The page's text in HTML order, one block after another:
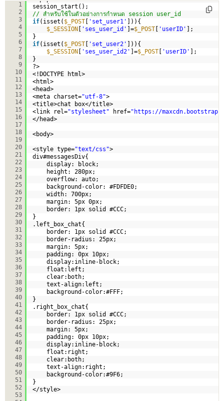
1
2
3
4
5
6
7
8
9
10
11
12
13
14
15
16
17
18
19
20
21
22
23
24
25
26
27
28
29
30
31
32
33
34
35
36
37
38
39
40
41
42
43
44
45
46
47
48
49
50
51
52
53
session_start();
// สำหรับใช้ในตัวอย่างการกำหนด session user_id
if(isset( $_POST [ 'set_user1' ])){
$_SESSION [ 'ses_user_id' ]=$_POST [ 'userID' ];
}
if(isset( $_POST [ 'set_user2' ])){
$_SESSION [ 'ses_user_id2' ]=$_POST [ 'userID' ];
}
?>
<!DOCTYPE html>
<html>
<head>
<meta charset="utf-8">
<title>chat box</title>
<link rel="stylesheet" href=" https://
</head>
<body>
<style type="text/css">
div#messagesDiv{
display: block;
height: 280px;
overflow: auto;
background-color: #FDFDE0;
width: 700px;
margin: 5px 0px;
border: 1px solid #CCC;
}
.left_box_chat{
border: 1px solid #CCC;
border-radius: 25px;
margin: 5px;
padding: 0px 10px;
display:inline-block;
float:left;
clear:both;
text-align:left;
background-color:#FFF;
}
.right_box_chat{
border: 1px solid #CCC;
border-radius: 25px;
margin: 5px;
padding: 0px 10px;
display:inline-block;
float:right;
clear:both;
text-align:right;
background-color:#9F6;
}
</style>